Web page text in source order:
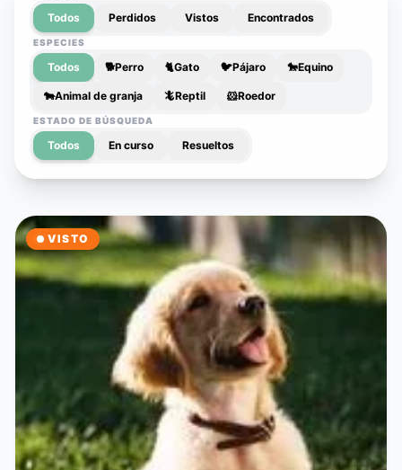
Todos Perdidos Vistos Encontrados
ESPECIES
Todos 🐕Perro 🐈Gato 🐦Pájaro 🐎Equino
🐄Animal de granja 🦎Reptil 🐹Roedor
ESTADO DE BÚSQUEDA
Todos En curso Resueltos
VISTO